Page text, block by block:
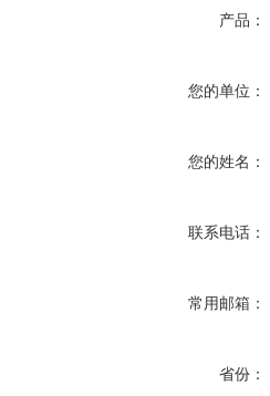
产品：
您的单位：
您的姓名：
联系电话：
常用邮箱：
省份：